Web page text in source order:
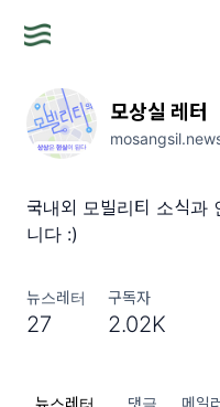
모상실 레터
국내외 모빌리티 소식과
니다 :)
뉴스레터
27
구독자
2.02K
뉴스레터 댓글 메일